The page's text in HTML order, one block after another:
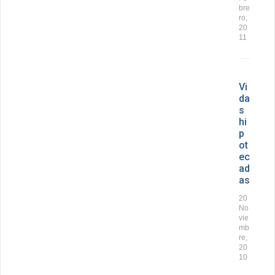
bre
ro,
20
11
Vi
da
s
hi
p
ot
ec
ad
as
20
No
vie
mb
re,
20
10